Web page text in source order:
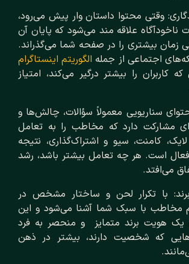
وقتی محتوا داستان ‌وار پیش می‌رود،
علاقه‌ مند می‌شود که پایان آن
زمان بیشتری را در صفحه شما می‌گذراند.
اجتماعی از جمله الگوریتم اینستاگرام
کاربران را بیشتر درگیر می‌کند، امتیاز
سناریویی معمولاً سؤالات، چالش‌ها و
مشارکت دارد که مخاطب را به تعامل
کامنت، سیو و اشتراک‌گذاری، نتیجه
است. هر چه تعامل بیشتر باشد، رشد
می‌افتد.
با تکرار لحن و ساختار مشخص در
مخاطب با سبک شما آشنا می‌شود و این
هویت برند متمایز و منحصر به فرد
که شخصیت دارند، بیشتر در ذهن